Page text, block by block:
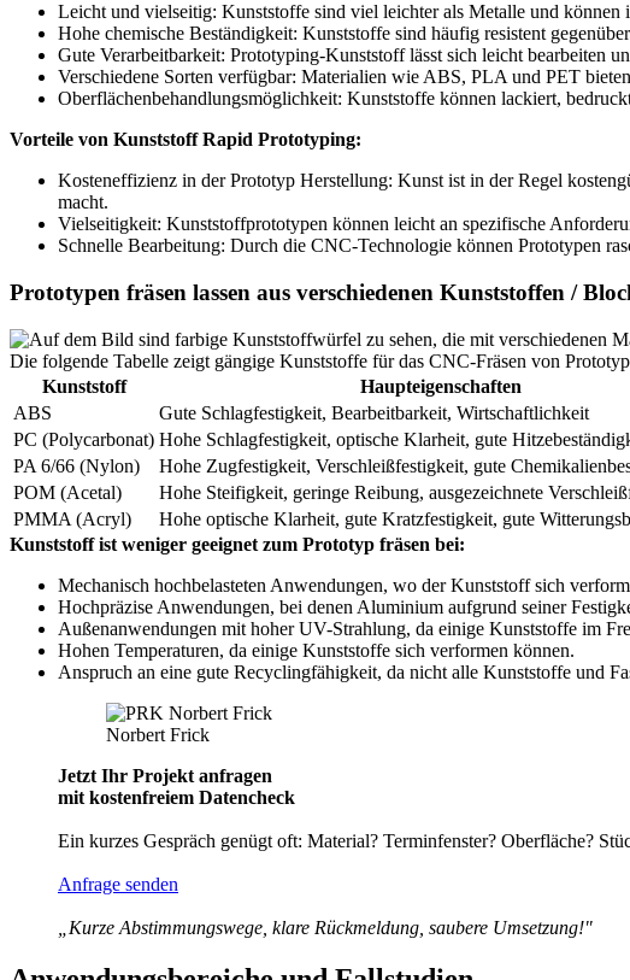
Leicht und vielseitig: Kunststoffe sind viel leichter als Metalle und können
Hohe chemische Beständigkeit: Kunststoffe sind häufig resistent
Gute Verarbeitbarkeit: Prototyping-Kunststoff lässt sich leicht bearbeiten
Verschiedene Sorten verfügbar: Materialien wie ABS, PLA und PET
Oberflächenbehandlungsmöglichkeit: Kunststoffe können lackiert,
Vorteile von Kunststoff Rapid Prototyping:
Kosteneffizienz in der Prototyp Herstellung: Kunst ist in der Regel
macht.
Vielseitigkeit: Kunststoffprototypen können leicht an spezifische
Schnelle Bearbeitung: Durch die CNC-Technologie können Prototypen
Prototypen fräsen lassen aus verschiedenen Kunststoffen /
Die folgende Tabelle zeigt gängige Kunststoffe für das CNC-Fräsen von
Kunststoff
Haupteigenschaften
ABS
Gute Schlagfestigkeit, Bearbeitbarkeit, Wirtschaftlichkeit
PC (Polycarbonat) Hohe Schlagfestigkeit, optische Klarheit, gute
PA 6/66 (Nylon)
Hohe Zugfestigkeit, Verschleißfestigkeit, gute
POM (Acetal)
Hohe Steifigkeit, geringe Reibung, ausgezeichnete
PMMA (Acryl)
Hohe optische Klarheit, gute Kratzfestigkeit, gute
Kunststoff ist weniger geeignet zum Prototyp fräsen bei:
Mechanisch hochbelasteten Anwendungen, wo der Kunststoff sich
Hochpräzise Anwendungen, bei denen Aluminium aufgrund seiner
Außenanwendungen mit hoher UV-Strahlung, da einige Kunststoffe im
Hohen Temperaturen, da einige Kunststoffe sich verformen können.
Anspruch an eine gute Recyclingfähigkeit, da nicht alle Kunststoffe und
Norbert Frick
Jetzt Ihr Projekt anfragen
mit kostenfreiem Datencheck
Ein kurzes Gespräch genügt oft: Material? Terminfenster? Oberfläche?
Anfrage senden
„Kurze Abstimmungswege, klare Rückmeldung, saubere Umsetzung!"